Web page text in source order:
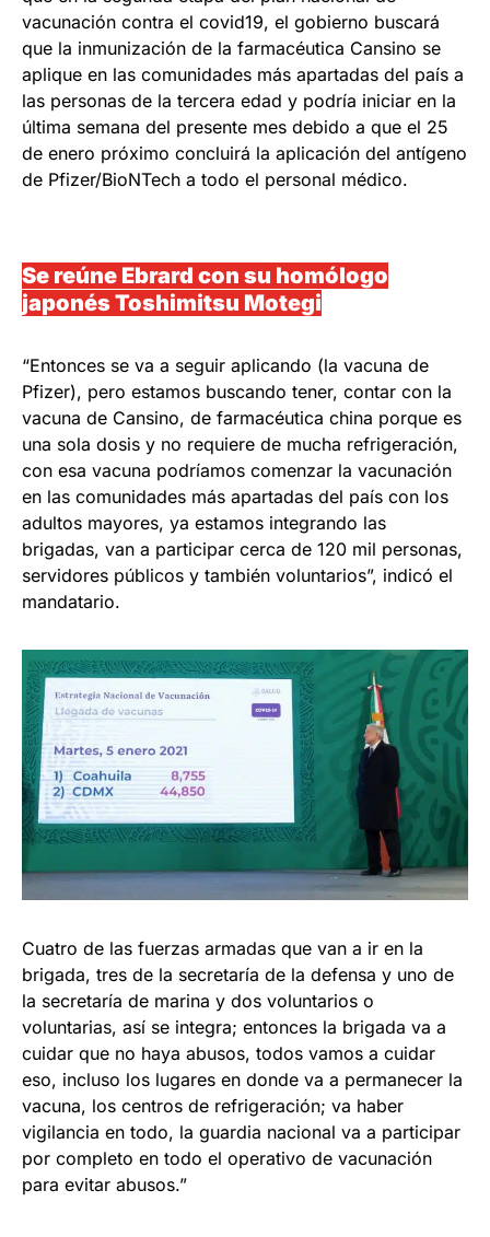
vacunación contra el covid19, el gobierno buscará
que la inmunización de la farmacéutica Cansino se
aplique en las comunidades más apartadas del país a
las personas de la tercera edad y podría iniciar en la
última semana del presente mes debido a que el 25
de enero próximo concluirá la aplicación del antígeno
de Pfizer/BioNTech a todo el personal médico.
Se reúne Ebrard con su homólogo
japonés Toshimitsu Motegi
“Entonces se va a seguir aplicando (la vacuna de
Pfizer), pero estamos buscando tener, contar con la
vacuna de Cansino, de farmacéutica china porque es
una sola dosis y no requiere de mucha refrigeración,
con esa vacuna podríamos comenzar la vacunación
en las comunidades más apartadas del país con los
adultos mayores, ya estamos integrando las
brigadas, van a participar cerca de 120 mil personas,
servidores públicos y también voluntarios”, indicó el
mandatario.
Cuatro de las fuerzas armadas que van a ir en la
brigada, tres de la secretaría de la defensa y uno de
la secretaría de marina y dos voluntarios o
voluntarias, así se integra; entonces la brigada va a
cuidar que no haya abusos, todos vamos a cuidar
eso, incluso los lugares en donde va a permanecer la
vacuna, los centros de refrigeración; va haber
vigilancia en todo, la guardia nacional va a participar
por completo en todo el operativo de vacunación
para evitar abusos.”